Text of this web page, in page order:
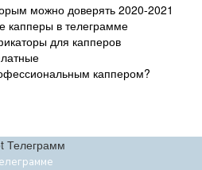
можно доверять 2020-2021
капперы в телеграмме
для капперов
каппером?
Телеграмм